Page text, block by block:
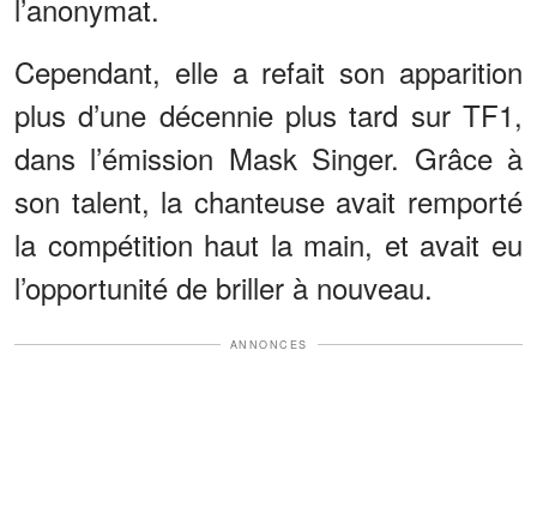
l’anonymat.
Cependant, elle a refait son apparition
plus d’une décennie plus tard sur TF1,
dans l’émission Mask Singer. Grâce à
son talent, la chanteuse avait remporté
la compétition haut la main, et avait eu
l’opportunité de briller à nouveau.
ANNONCES